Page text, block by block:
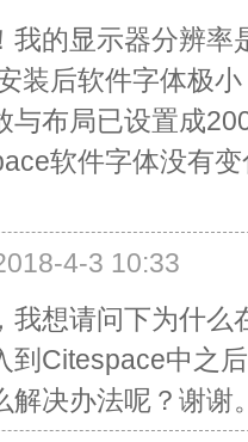
我的显示器分辨
装后软件字体极
与布局已设置成
软件字体没有
4-3 10:33
我想请问下为什
到Citespace中之
解决办法呢？谢谢